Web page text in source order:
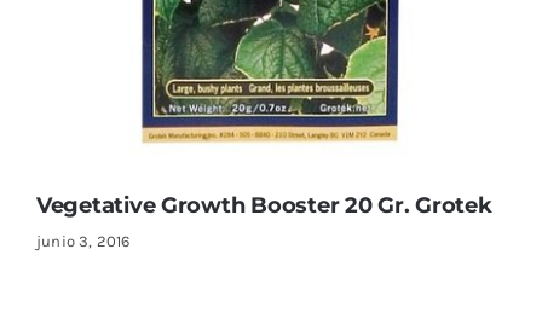
Vegetative Growth Booster 20 Gr. Grotek
junio 3, 2016